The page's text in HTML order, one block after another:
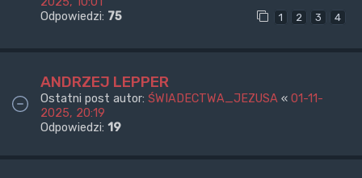
Odpowiedzi: 75 1 2 3 4
ANDRZEJ LEPPER
Ostatni post autor: ŚWIADECTWA_JEZUSA « 01-11-
2025, 20:19
Odpowiedzi: 19